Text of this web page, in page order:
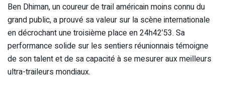
Ben Dhiman, un coureur de trail américain moins connu du
grand public, a prouvé sa valeur sur la scène internationale
en décrochant une troisième place en 24h42’53. Sa
performance solide sur les sentiers réunionnais témoigne
de son talent et de sa capacité à se mesurer aux meilleurs
ultra-traileurs mondiaux.